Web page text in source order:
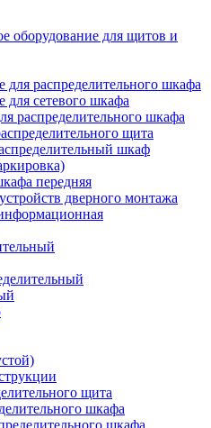
оборудование для щитов и
распределительного шкафа
сетевого шкафа
распределительного шкафа
щита
шкаф
передняя
дверного монтажа
щита
шкафа
шкафа